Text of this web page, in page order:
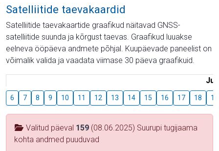
Satelliitide taevakaardid
Satelliitide taevakaartide graafikud näitavad GNSS-
satelliitide suunda ja kõrgust taevas. Graafikud luuakse
eelneva ööpäeva andmete põhjal. Kuupäevade paneelist on
võimalik valida ja vaadata viimase 30 päeva graafikuid.
6 7 8 9 10 11 12 13 14 15 16 17 18 19
Valitud päeval 159 (08.06.2025) Suurupi tugijaama
kohta andmed puuduvad